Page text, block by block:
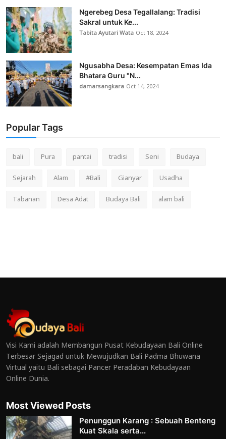
Ngerebeg Desa Tegallalang: Tradisi
Sakral untuk Ke...
Tabita Ayutari Wata Oct 18, 2024
Ngusabha Desa: Kesempatan Emas Ida
Bhatara Guru "N...
damarsangkara Oct 14, 2024
Popular Tags
bali Pura pantai tradisi Seni
Budaya
Sejarah
Alam #Bali Gianyar
Usadha
Tabanan
Desa Adat Budaya Bali alam bali
Visi Kami adalah Membangun Pusat Kebudayaan Bali Online
Terbesar Sejagad untuk Mewujudkan Bali Padma Bhuwana
Virtual yaitu Bali sebagai Pancer Peradaban Kebudayaan
Online Dunia.
Most Viewed Posts
Penunggun Karang : Sebuah Benteng
Kuat Skala serta...